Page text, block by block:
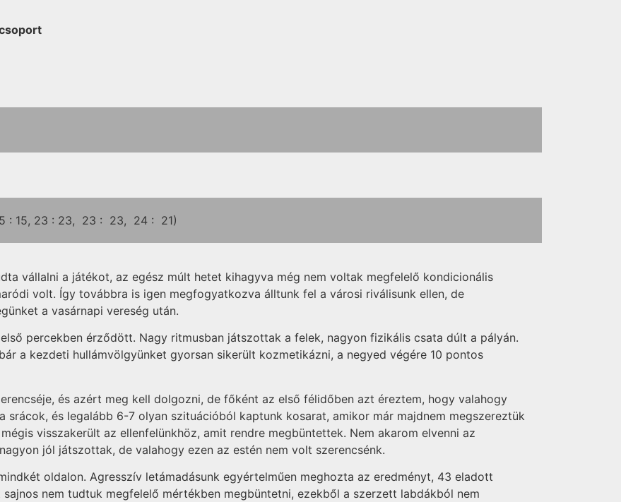
: 15, 23 : 23, 23 : 23, 24 : 21)
vállalni a játékot, az egész múlt hetet kihagyva még nem voltak megfelelő kondicionális
volt. Így továbbra is igen megfogyatkozva álltunk fel a városi riválisunk ellen, de
a vasárnapi vereség után.
percekben érződött. Nagy ritmusban játszottak a felek, nagyon fizikális csata dúlt a pályán.
a kezdeti hullámvölgyünket gyorsan sikerült kozmetikázni, a negyed végére 10 pontos
és azért meg kell dolgozni, de főként az első félidőben azt éreztem, hogy valahogy
srácok, és legalább 6-7 olyan szituációból kaptunk kosarat, amikor már majdnem megszereztük
visszakerült az ellenfelünkhöz, amit rendre megbüntettek. Nem akarom elvenni az
jól játszottak, de valahogy ezen az estén nem volt szerencsénk.
oldalon. Agresszív letámadásunk egyértelműen meghozta az eredményt, 43 eladott
nem tudtuk megfelelő mértékben megbüntetni, ezekből a szerzett labdákból nem